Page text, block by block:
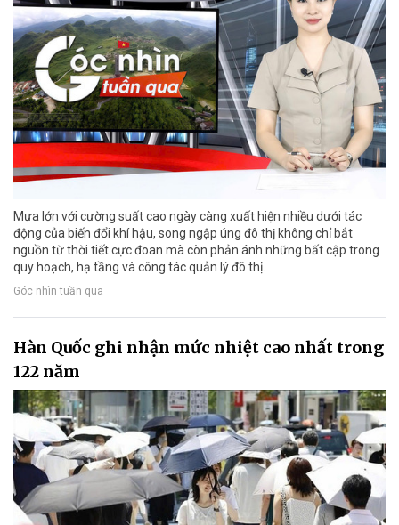
Mưa lớn với cường suất cao ngày càng xuất hiện nhiều dưới tác
động của biến đổi khí hậu, song ngập úng đô thị không chỉ bắt
nguồn từ thời tiết cực đoan mà còn phản ánh những bất cập trong
quy hoạch, hạ tầng và công tác quản lý đô thị.
Góc nhìn tuần qua
Hàn Quốc ghi nhận mức nhiệt cao nhất trong
122 năm